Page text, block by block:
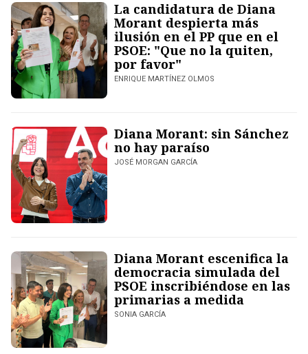
La candidatura de Diana
Morant despierta más
ilusión en el PP que en el
PSOE: "Que no la quiten,
por favor"
ENRIQUE MARTÍNEZ OLMOS
Diana Morant: sin Sánchez
no hay paraíso
JOSÉ MORGAN GARCÍA
Diana Morant escenifica la
democracia simulada del
PSOE inscribiéndose en las
primarias a medida
SONIA GARCÍA